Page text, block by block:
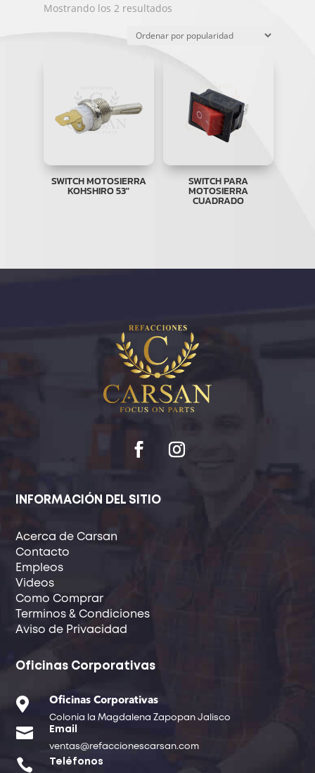
Mostrando los 2 resultadosOrdenado
popularidad
SWITCH MOTOSIERRA
KOHSHIRO 53″
SWITCH PARA
MOTOSIERRA
CUADRADO
INFORMACIÓN DEL SITIO
Acerca de Carsan
Contacto
Empleos
Videos
Como Comprar
Terminos & Condiciones
Aviso de Privacidad
Oficinas Corporativas
 Oficinas Corporativas
Colonia la Magdalena Zapopan Jalisco
 Email
ventas@refaccionescarsan.com
 Teléfonos